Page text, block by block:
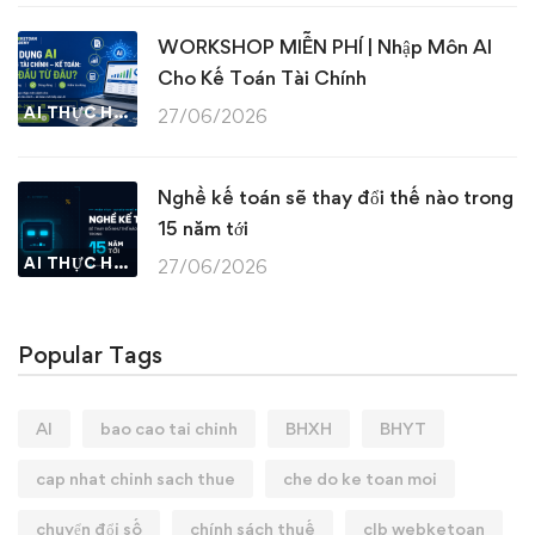
AI THỰC HÀNH
WORKSHOP MIỄN PHÍ | Nhập Môn AI
Cho Kế Toán Tài Chính
27/06/2026
AI THỰC HÀNH
Nghề kế toán sẽ thay đổi thế nào trong
15 năm tới
27/06/2026
Popular Tags
AI bao cao tai chinh BHXH BHYT
cap nhat chinh sach thue che do ke toan moi
chuyển đổi số chính sách thuế clb webketoan